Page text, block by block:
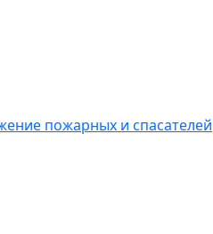
пожарных и спасателей